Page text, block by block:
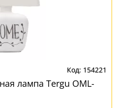
154221
лампа Tergu OML-